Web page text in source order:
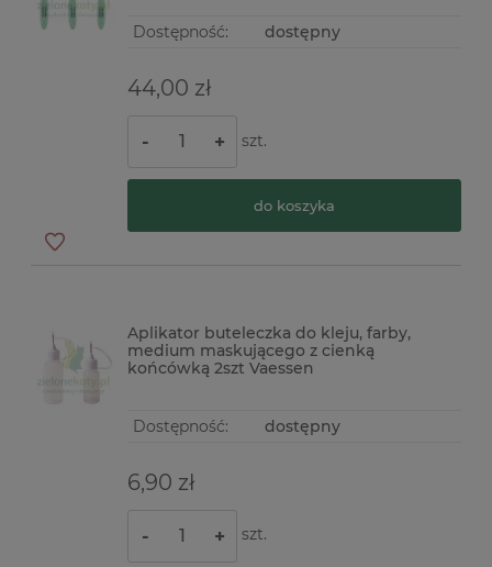
Dostępność: dostępny
44,00 zł
- + szt.
do koszyka
Aplikator buteleczka do kleju, farby,
medium maskującego z cienką
końcówką 2szt Vaessen
Dostępność: dostępny
6,90 zł
- + szt.